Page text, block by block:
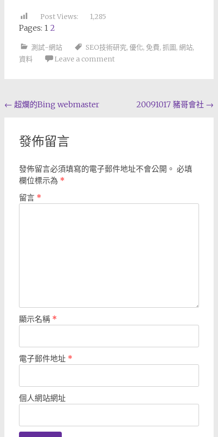
Post Views: 1,285
Pages: 1 2
測試-網站 SEO技術研究, 優化, 免費, 抓圖, 網站,
資料
Leave a comment
Post
← 超爛的Bing webmaster 20091017 豬哥會社 →
發佈留言
發佈留言必須填寫的電子郵件地址不會公開。 必填
欄位標示為 *
留言 *
顯示名稱 *
電子郵件地址 *
個人網站網址